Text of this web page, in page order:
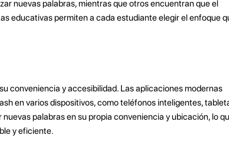
nuevas palabras, mientras que otros encuentran que el
educativas permiten a cada estudiante elegir el enfoque
conveniencia y accesibilidad. Las aplicaciones modernas
en varios dispositivos, como teléfonos inteligentes,
palabras en su propia conveniencia y ubicación, lo
y eficiente.